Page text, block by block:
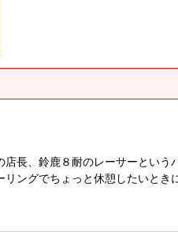
長、鈴鹿８耐のレーサーという
ングでちょっと休憩したいとき